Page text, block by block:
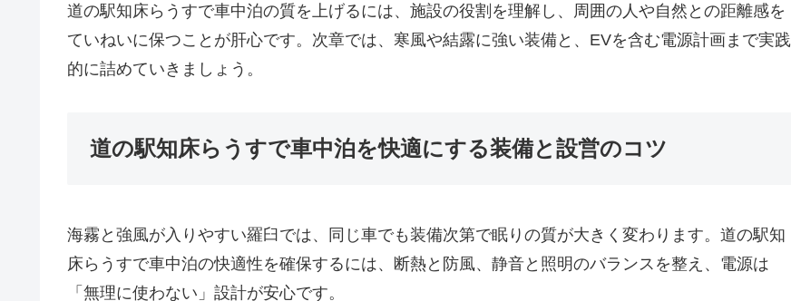
道の駅知床らうすで車中泊の質を上げるには、施設の役割を理解し、周囲の人や自然との距離感を
ていねいに保つことが肝心です。次章では、寒風や結露に強い装備と、EVを含む電源計画まで実践
的に詰めていきましょう。
道の駅知床らうすで車中泊を快適にする装備と設営のコツ
海霧と強風が入りやすい羅臼では、同じ車でも装備次第で眠りの質が大きく変わります。道の駅知
床らうすで車中泊の快適性を確保するには、断熱と防風、静音と照明のバランスを整え、電源は
「無理に使わない」設計が安心です。